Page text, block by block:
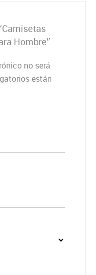
Hombre”
no será
están